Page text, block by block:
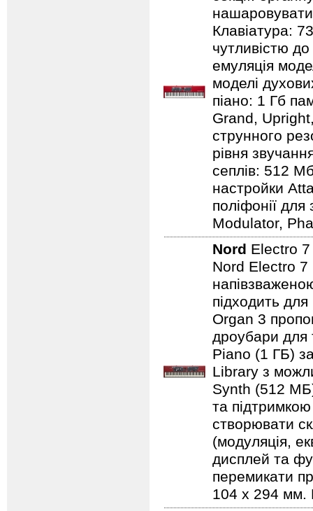
нашаровувати
Клавіатура:
чутливістю
емуляція
моделі
піано: 1 Гб
Grand,
струнного
рівня
сеплів: 512
настройки
поліфонії
Modulator,
Nord Electro
Nord Electro 7
підходить
Organ 3
дроубари для
Piano (1 ГБ)
Library з
Synth (512
та
створювати
(модуляція,
дисплей та
перемикати
104 x 294 мм.